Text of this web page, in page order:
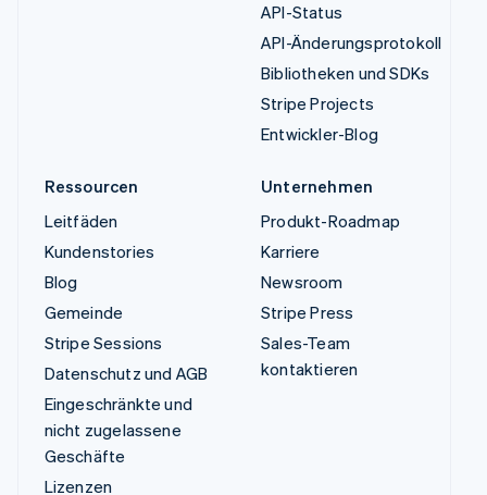
API-Status
API-Änderungsprotokoll
Bibliotheken und SDKs
Stripe Projects
Entwickler-Blog
Ressourcen
Leitfäden
Kundenstories
Blog
Gemeinde
Stripe Sessions
Datenschutz und AGB
Eingeschränkte und
nicht zugelassene
Geschäfte
Lizenzen
Unternehmen
Produkt-Roadmap
Karriere
Newsroom
Stripe Press
Sales-Team
kontaktieren